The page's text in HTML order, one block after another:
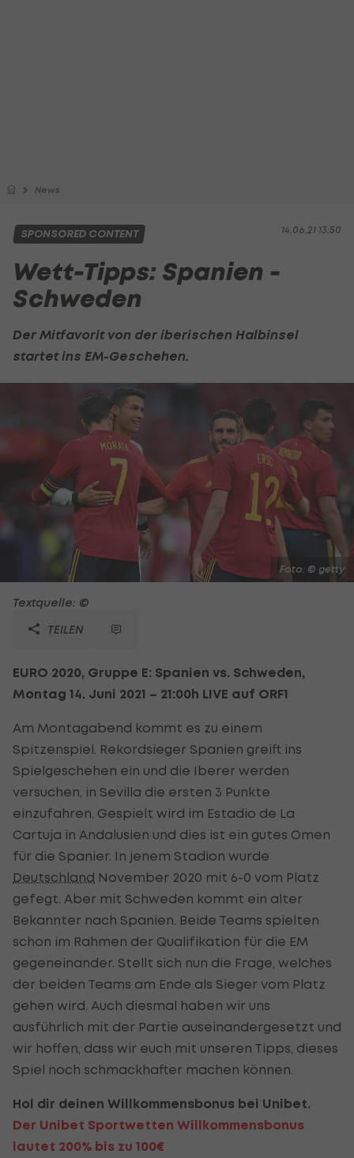
News
14.06.21 13:50
SPONSORED CONTENT
Wett-Tipps: Spanien -
Schweden
Der Mitfavorit von der iberischen Halbinsel
startet ins EM-Geschehen.
Foto: © getty
Textquelle: ©
TEILEN
EURO 2020, Gruppe E: Spanien vs. Schweden,
Montag 14. Juni 2021 – 21:00h LIVE auf ORF1
Am Montagabend kommt es zu einem
Spitzenspiel. Rekordsieger Spanien greift ins
Spielgeschehen ein und die Iberer werden
versuchen, in Sevilla die ersten 3 Punkte
einzufahren. Gespielt wird im Estadio de La
Cartuja in Andalusien und dies ist ein gutes Omen
für die Spanier. In jenem Stadion wurde
Deutschland November 2020 mit 6-0 vom Platz
gefegt. Aber mit Schweden kommt ein alter
Bekannter nach Spanien. Beide Teams spielten
schon im Rahmen der Qualifikation für die EM
gegeneinander. Stellt sich nun die Frage, welches
der beiden Teams am Ende als Sieger vom Platz
gehen wird. Auch diesmal haben wir uns
ausführlich mit der Partie auseinandergesetzt und
wir hoffen, dass wir euch mit unseren Tipps, dieses
Spiel noch schmackhafter machen können.
Hol dir deinen Willkommensbonus bei Unibet.
Der Unibet Sportwetten Willkommensbonus
lautet 200% bis zu 100€